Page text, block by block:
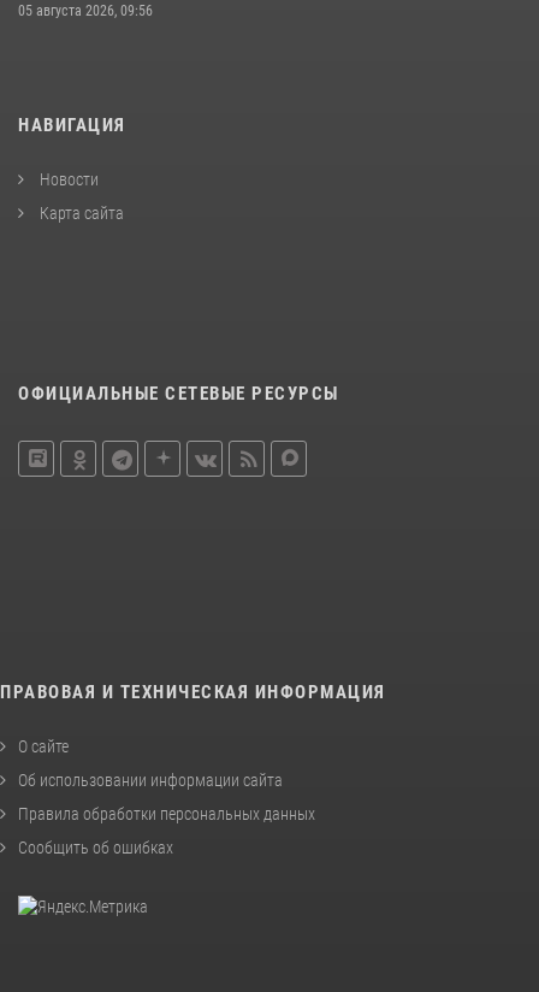
05 августа 2026, 09:56
НАВИГАЦИЯ
Новости
Карта сайта
ОФИЦИАЛЬНЫЕ СЕТЕВЫЕ РЕСУРСЫ
ПРАВОВАЯ И ТЕХНИЧЕСКАЯ ИНФОРМАЦИЯ
О сайте
Об использовании информации сайта
Правила обработки персональных данных
Сообщить об ошибках